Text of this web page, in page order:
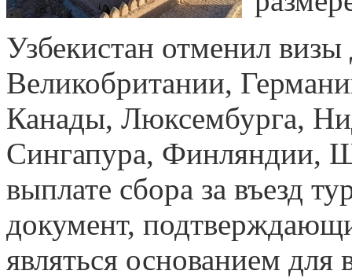
Узбекистан отменил
Великобритании,
Канады, Люксембурга,
Сингапура, Финляндии,
выплате сбора за въезд
документ,
являться основанием для